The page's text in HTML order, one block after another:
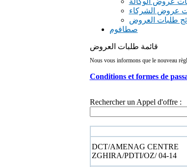
عروض الشركاء
طلبات العروض
صطافوم
قائمة طلبات العروض
Nous vous informons que le nouveau
Conditions et formes de
Rechercher un Appel d'offre :
DCT/AMENAG CENTRE
ZGHIRA/PDTI/OZ/ 04-14